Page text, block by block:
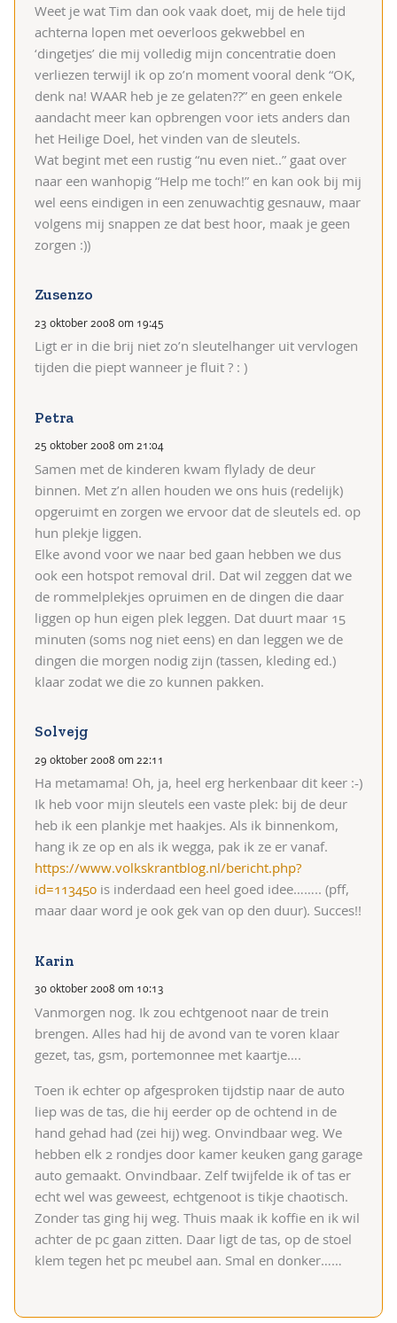
Weet je wat Tim dan ook vaak doet, mij de hele tijd
achterna lopen met oeverloos gekwebbel en
‘dingetjes’ die mij volledig mijn concentratie doen
verliezen terwijl ik op zo’n moment vooral denk “OK,
denk na! WAAR heb je ze gelaten??” en geen enkele
aandacht meer kan opbrengen voor iets anders dan
het Heilige Doel, het vinden van de sleutels.
Wat begint met een rustig “nu even niet..” gaat over
naar een wanhopig “Help me toch!” en kan ook bij mij
wel eens eindigen in een zenuwachtig gesnauw, maar
volgens mij snappen ze dat best hoor, maak je geen
zorgen :))
Zusenzo
23 oktober 2008 om 19:45
Ligt er in die brij niet zo’n sleutelhanger uit vervlogen
tijden die piept wanneer je fluit ? : )
Petra
25 oktober 2008 om 21:04
Samen met de kinderen kwam flylady de deur
binnen. Met z’n allen houden we ons huis (redelijk)
opgeruimt en zorgen we ervoor dat de sleutels ed. op
hun plekje liggen.
Elke avond voor we naar bed gaan hebben we dus
ook een hotspot removal dril. Dat wil zeggen dat we
de rommelplekjes opruimen en de dingen die daar
liggen op hun eigen plek leggen. Dat duurt maar 15
minuten (soms nog niet eens) en dan leggen we de
dingen die morgen nodig zijn (tassen, kleding ed.)
klaar zodat we die zo kunnen pakken.
Solvejg
29 oktober 2008 om 22:11
Ha metamama! Oh, ja, heel erg herkenbaar dit keer :-)
Ik heb voor mijn sleutels een vaste plek: bij de deur
heb ik een plankje met haakjes. Als ik binnenkom,
hang ik ze op en als ik wegga, pak ik ze er vanaf.
https://www.volkskrantblog.nl/bericht.php?
id=113450is inderdaad een heel goed idee…….. (pff,
maar daar word je ook gek van op den duur). Succes!!
Karin
30 oktober 2008 om 10:13
Vanmorgen nog. Ik zou echtgenoot naar de trein
brengen. Alles had hij de avond van te voren klaar
gezet, tas, gsm, portemonnee met kaartje….
Toen ik echter op afgesproken tijdstip naar de auto
liep was de tas, die hij eerder op de ochtend in de
hand gehad had (zei hij) weg. Onvindbaar weg. We
hebben elk 2 rondjes door kamer keuken gang garage
auto gemaakt. Onvindbaar. Zelf twijfelde ik of tas er
echt wel was geweest, echtgenoot is tikje chaotisch.
Zonder tas ging hij weg. Thuis maak ik koffie en ik wil
achter de pc gaan zitten. Daar ligt de tas, op de stoel
klem tegen het pc meubel aan. Smal en donker……